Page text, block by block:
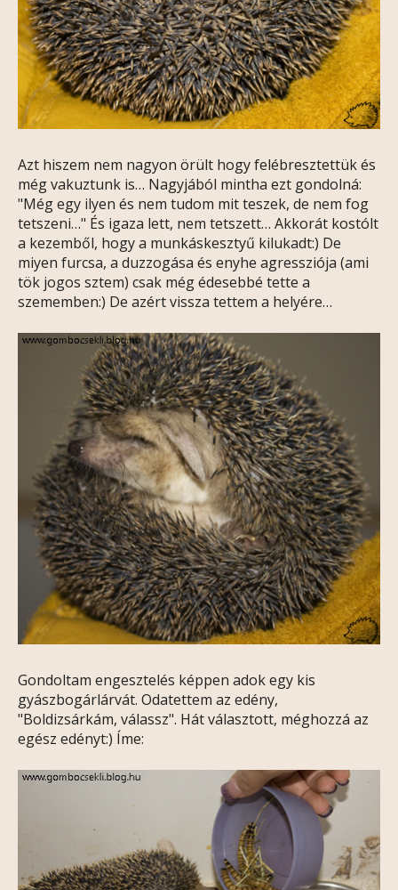
Azt hiszem nem nagyon örült hogy felébresztettük és
még vakuztunk is… Nagyjából mintha ezt gondolná:
"Még egy ilyen és nem tudom mit teszek, de nem fog
tetszeni…" És igaza lett, nem tetszett… Akkorát kostólt
a kezemből, hogy a munkáskesztyű kilukadt:) De
miyen furcsa, a duzzogása és enyhe agressziója (ami
tök jogos sztem) csak még édesebbé tette a
szememben:) De azért vissza tettem a helyére…
Gondoltam engesztelés képpen adok egy kis
gyászbogárlárvát. Odatettem az edény,
"Boldizsárkám, válassz". Hát választott, méghozzá az
egész edényt:) Íme: